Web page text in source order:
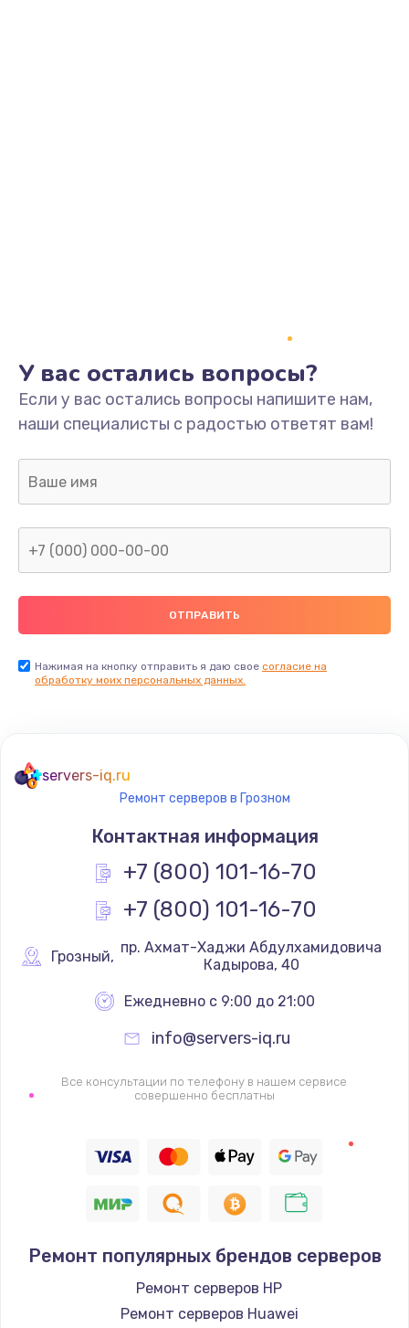
У вас остались вопросы?
Если у вас остались вопросы напишите нам,
наши специалисты с радостью ответят вам!
Нажимая на кнопку отправить я даю свое согласие на
обработку моих персональных данных.
servers-iq.ru
Ремонт серверов в Грозном
Контактная информация
+7 (800) 101-16-70
+7 (800) 101-16-70
Грозный,
Кадырова, 40
Ежедневно с 9:00 до 21:00
info@servers-iq.ru
Все консультации по телефону в нашем сервисе
совершенно бесплатны
Ремонт популярных брендов серверов
Ремонт серверов HP
Ремонт серверов Huawei